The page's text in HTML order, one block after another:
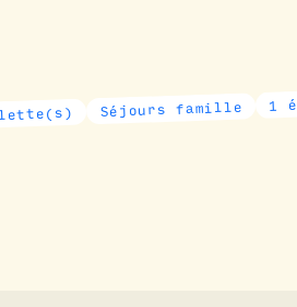
Séjours famille 1 étage(s)